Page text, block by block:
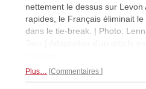
nettement le dessus sur
rapides, le Français éliminait
dans le tie-break. | Photo:
Plus… Commentaires